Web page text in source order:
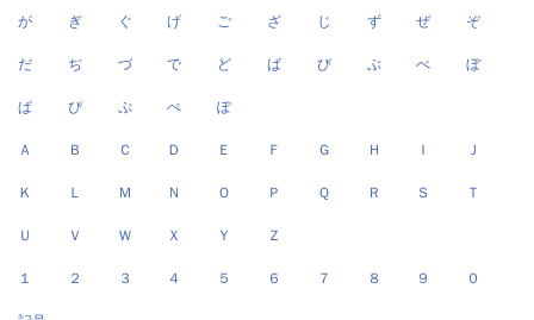
が ぎ ぐ げ ご ざ じ ず ぜ ぞ
だ ぢ づ で ど ば び ぶ べ ぼ
ぱ ぴ ぷ ぺ ぽ
Ａ Ｂ Ｃ Ｄ Ｅ Ｆ Ｇ Ｈ Ｉ Ｊ
Ｋ Ｌ Ｍ Ｎ Ｏ Ｐ Ｑ Ｒ Ｓ Ｔ
Ｕ Ｖ Ｗ Ｘ Ｙ Ｚ
１ ２ ３ ４ ５ ６ ７ ８ ９ ０